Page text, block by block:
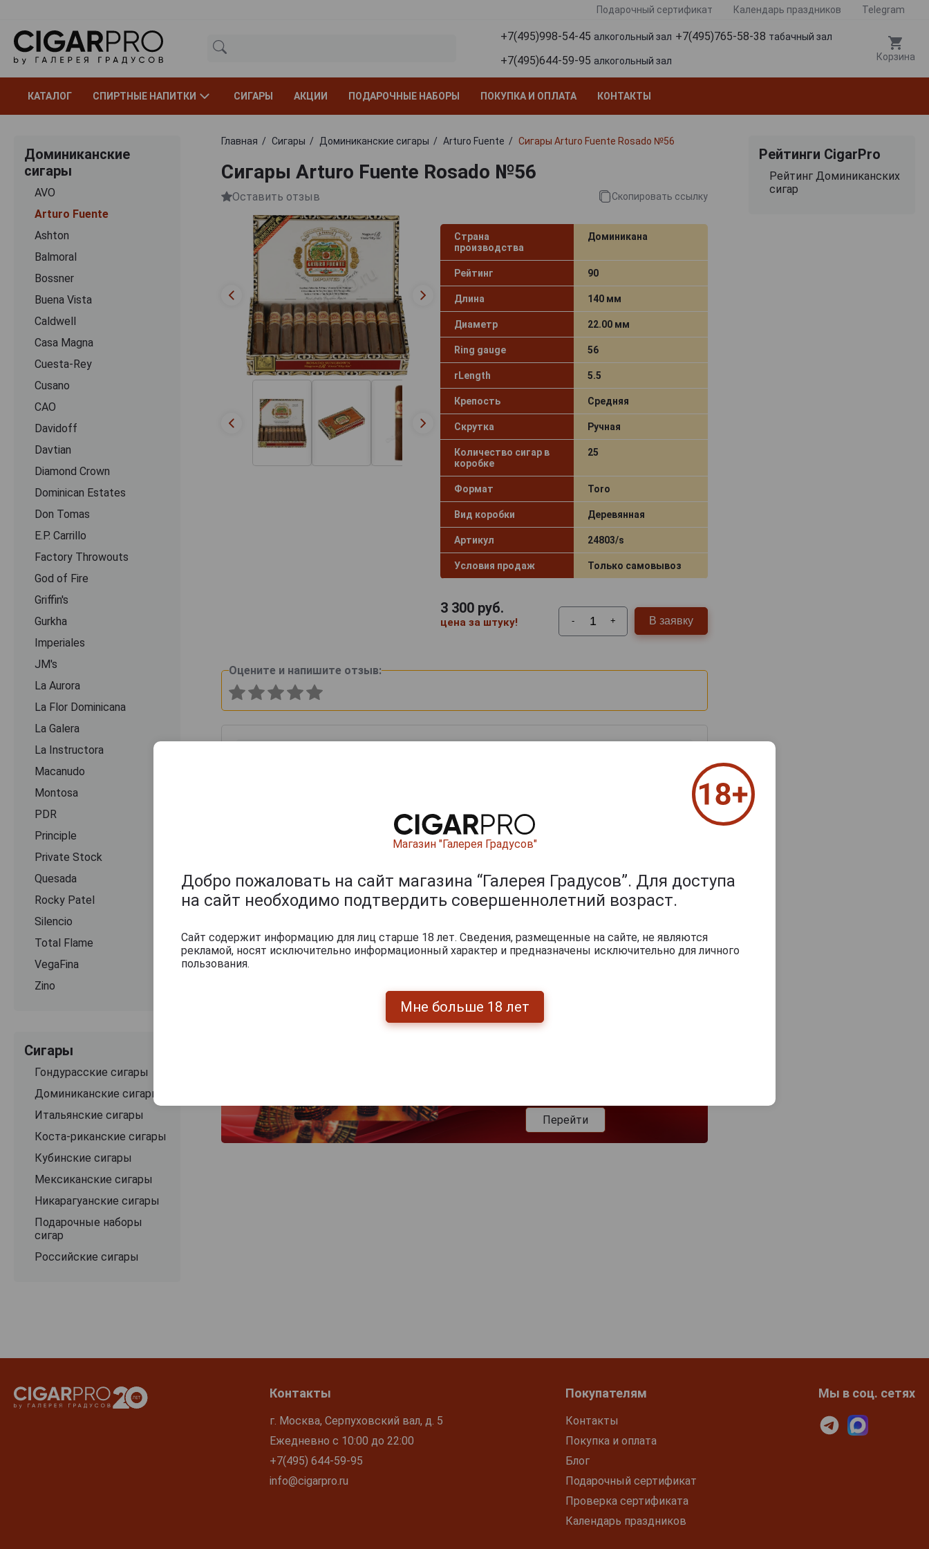
Подарочный сертификат Календарь праздников Telegram
+7(495)998-54-45 алкогольный зал +7(495)765-58-38 табачный зал
+7(495)644-59-95 алкогольный зал Корзина
КАТАЛОГ СПИРТНЫЕ НАПИТКИ СИГАРЫ АКЦИИ ПОДАРОЧНЫЕ НАБОРЫ ПОКУПКА И ОПЛАТА КОНТАКТЫ
Доминиканские
сигары
AVO
Arturo Fuente
Ashton
Balmoral
Bossner
Buena Vista
Caldwell
Casa Magna
Cuesta-Rey
Cusano
CАО
Davidoff
Davtian
Diamond Crown
Dominican Estates
Don Tomas
E.P. Carrillo
Factory Throwouts
God of Fire
Griffin's
Gurkha
Imperiales
JM's
La Aurora
La Flor Dominicana
La Galera
La Instructora
Macanudo
Montosa
PDR
Principle
Private Stock
Quesada
Rocky Patel
Silencio
Total Flame
VegaFina
Zino
Сигары
Гондурасские сигары
Доминиканские сигары
Итальянские сигары
Коста-риканские сигары
Кубинские сигары
Мексиканские сигары
Никарагуанские сигары
Подарочные наборы
сигар
Российские сигары
Главная Сигары Доминиканские сигары Arturo Fuente Сигары Arturo Fuente Rosado №56
Сигары Arturo Fuente Rosado №56
Оставить отзыв Скопировать ссылку
Страна
производства
Доминикана
Рейтинг 90
Длина 140 мм
Диаметр 22.00 мм
Ring gauge 56
rLength 5.5
Крепость Средняя
Скрутка Ручная
Количество сигар в
коробке
25
Формат Toro
Вид коробки Деревянная
Артикул 24803/s
Условия продаж Только самовывоз
3 300руб.
цена за штуку! - + В заявку
Оцените и напишите отзыв:
Перейти
Рейтинги CigarPro
Рейтинг Доминиканских
сигар
Контакты
г. Москва, Серпуховский вал, д. 5
Ежедневно с 10:00 до 22:00
+7(495) 644-59-95
info@cigarpro.ru
Покупателям
Контакты
Покупка и оплата
Блог
Подарочный сертификат
Проверка сертификата
Календарь праздников
Мы в соц. сетях
Магазин "Галерея Градусов"
Добро пожаловать на сайт магазина “Галерея Градусов”. Для доступа
на сайт необходимо подтвердить совершеннолетний возраст.
Сайт содержит информацию для лиц старше 18 лет. Сведения, размещенные на сайте, не являются
рекламой, носят исключительно информационный характер и предназначены исключительно для личного
пользования.
Мне больше 18 лет